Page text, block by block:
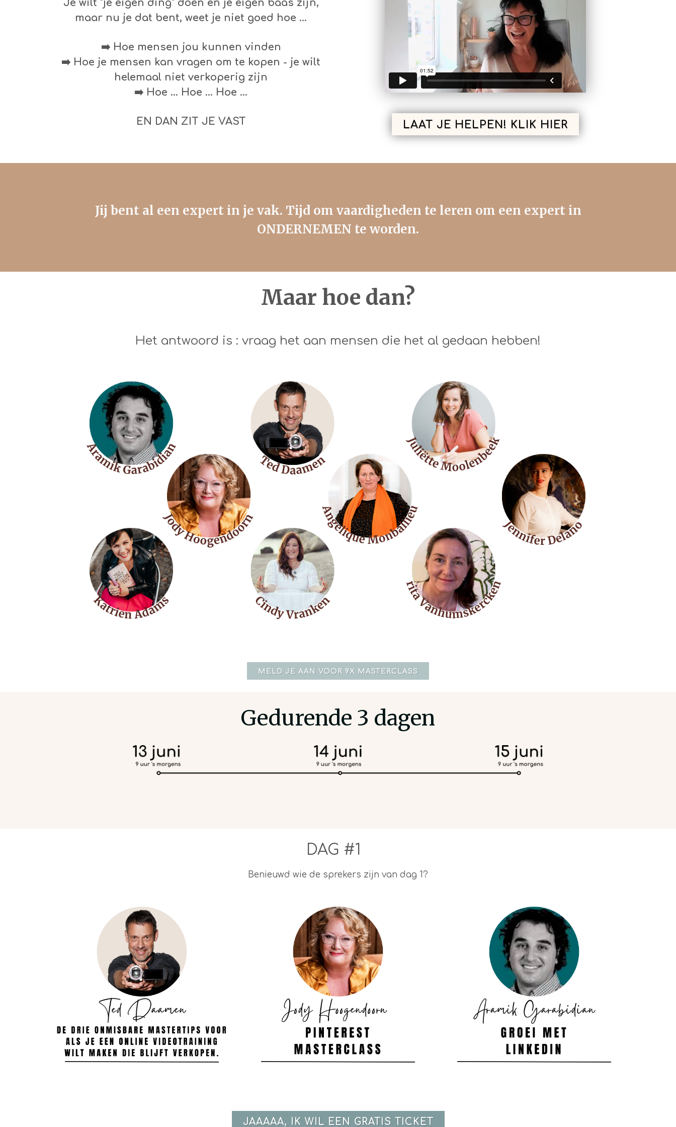
Je wilt "je eigen ding" doen en je eigen baas zijn,
maar nu je dat bent, weet je niet goed hoe ...
➡️ Hoe mensen jou kunnen vinden
➡️ Hoe je mensen kan vragen om te kopen - je wilt
helemaal niet verkoperig zijn
➡️ Hoe ... Hoe ... Hoe ...
EN DAN ZIT JE VAST LAAT JE HELPEN! KLIK HIER
Jij bent al een expert in je vak. Tijd om vaardigheden te leren om een expert in
ONDERNEMEN te worden.
Maar hoe dan?
Het antwoord is : vraag het aan mensen die het al gedaan hebben!
MELD JE AAN VOOR 9X MASTERCLASS
Gedurende 3 dagen
DAG #1
Benieuwd wie de sprekers zijn van dag 1?
JAAAAA, IK WIL EEN GRATIS TICKET